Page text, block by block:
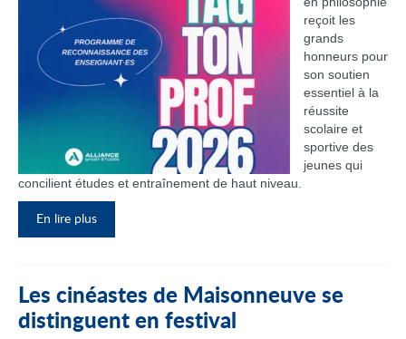
reçoit les
grands
honneurs pour
son soutien
essentiel à la
réussite
scolaire et
sportive des
jeunes qui
concilient études et entraînement de haut niveau.
En lire plus
Les cinéastes de Maisonneuve se
distinguent en festival